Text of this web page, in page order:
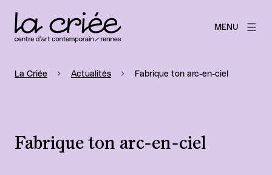
MENU
La Criée Actualités Fabrique ton arc-en-ciel
Fabrique ton arc-en-ciel